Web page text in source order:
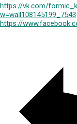
https://vk.com/
w=wall108145199_7543
https://